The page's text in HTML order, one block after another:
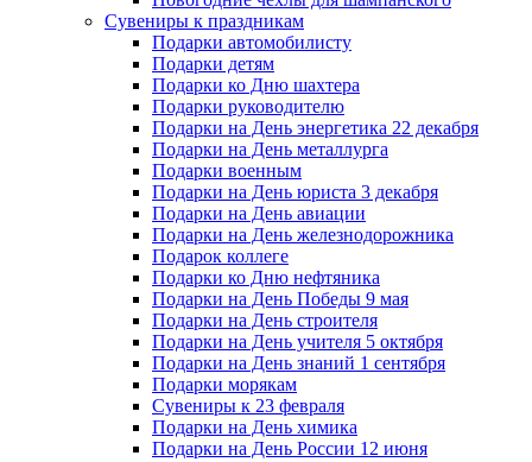
Сувениры к праздникам
Подарки автомобилисту
Подарки детям
Подарки ко Дню шахтера
Подарки руководителю
Подарки на День энергетика 22 декабря
Подарки на День металлурга
Подарки военным
Подарки на День юриста 3 декабря
Подарки на День авиации
Подарки на День железнодорожника
Подарок коллеге
Подарки ко Дню нефтяника
Подарки на День Победы 9 мая
Подарки на День строителя
Подарки на День учителя 5 октября
Подарки на День знаний 1 сентября
Подарки морякам
Сувениры к 23 февраля
Подарки на День химика
Подарки на День России 12 июня